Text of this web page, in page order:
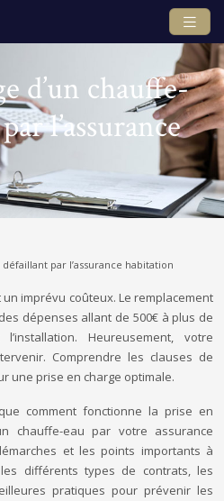
d’un chauffe-
l’assurance
par l’assurance habitation
imprévu coûteux. Le remplacement
dépenses allant de 500€ à plus de
Heureusement, votre
Comprendre les clauses de
une prise en charge optimale.
comment fonctionne la prise en
chauffe-eau par votre assurance
et les points importants à
différents types de contrats, les
pratiques pour prévenir les